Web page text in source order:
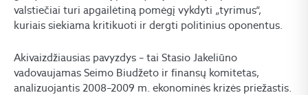
valstiečiai turi apgailėtiną pomėgį vykdyti „tyrimus“,
kuriais siekiama kritikuoti ir dergti politinius oponentus.
Akivaizdžiausias pavyzdys – tai Stasio Jakeliūno
vadovaujamas Seimo Biudžeto ir finansų komitetas,
analizuojantis 2008–2009 m. ekonominės krizės priežastis.